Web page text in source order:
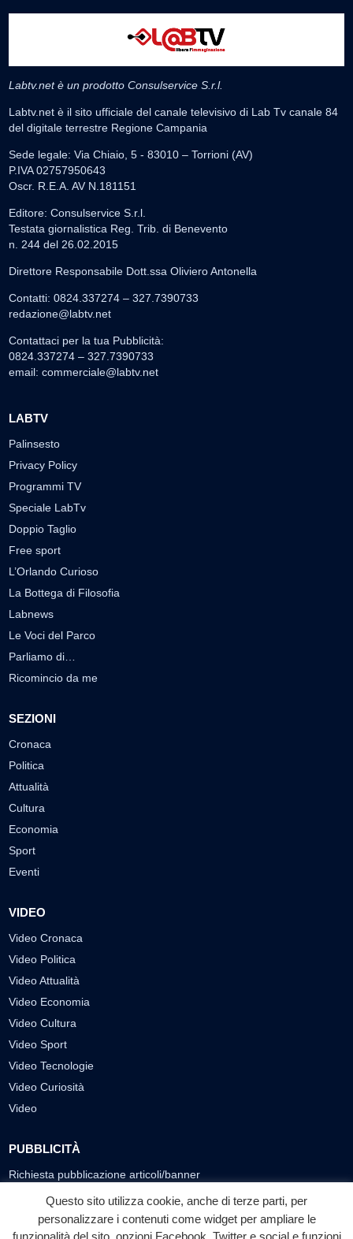
Labtv.net è un prodotto Consulservice S.r.l.
Labtv.net è il sito ufficiale del canale televisivo di Lab Tv canale 84
del digitale terrestre Regione Campania
Sede legale: Via Chiaio, 5 - 83010 – Torrioni (AV)
P.IVA 02757950643
Oscr. R.E.A. AV N.181151
Editore: Consulservice S.r.l.
Testata giornalistica Reg. Trib. di Benevento
n. 244 del 26.02.2015
Direttore Responsabile Dott.ssa Oliviero Antonella
Contatti: 0824.337274 – 327.7390733
redazione@labtv.net
Contattaci per la tua Pubblicità:
0824.337274 – 327.7390733
email: commerciale@labtv.net
LABTV
Palinsesto
Privacy Policy
Programmi TV
Speciale LabTv
Doppio Taglio
Free sport
L’Orlando Curioso
La Bottega di Filosofia
Labnews
Le Voci del Parco
Parliamo di…
Ricomincio da me
SEZIONI
Cronaca
Politica
Attualità
Cultura
Economia
Sport
Eventi
VIDEO
Video Cronaca
Video Politica
Video Attualità
Video Economia
Video Cultura
Video Sport
Video Tecnologie
Video Curiosità
Video
PUBBLICITÀ
Richiesta pubblicazione articoli/banner
SEGUICI SUI SOCIAL
Questo sito utilizza cookie, anche di terze parti, per
personalizzare i contenuti come widget per ampliare le